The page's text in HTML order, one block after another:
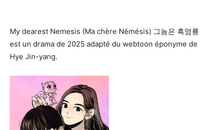
My dearest Nemesis (Ma chère Némésis) 그놈은 흑염룡
est un drama de 2025 adapté du webtoon éponyme de
Hye Jin-yang.